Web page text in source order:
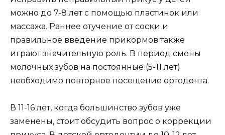
можно до 7-8 лет с помощью пластинок или
массажа. Раннее отучение от соски и
правильное введение прикормов также
играют значительную роль. В период смены
молочных зубов на постоянные (5-11 лет)
необходимо повторное посещение ортодонта.
В 11-16 лет, когда большинство зубов уже
заменены, стоит обсудить вопрос о коррекции